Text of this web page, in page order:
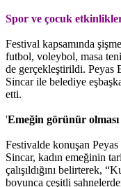
Spor ve çocuk
Festival kapsamında
futbol, voleybol, masa
de gerçekleştirildi. Peyas
Sincar ile belediye
etti.
'Emeğin görünür
Festivalde konuşan
Sincar, kadın emeğinin
çalışıldığını belirterek,
boyunca çeşitli